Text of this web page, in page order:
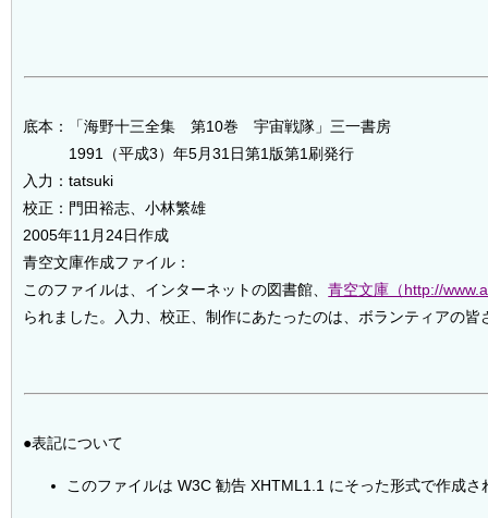
底本：「海野十三全集 第10巻 宇宙戦隊」三一書房
1991（平成3）年5月31日第1版第1刷発行
入力：tatsuki
校正：門田裕志、小林繁雄
2005年11月24日作成
青空文庫作成ファイル：
このファイルは、インターネットの図書館、青空文庫（http://
られました。入力、校正、制作にあたったのは、ボランティアの皆
●表記について
このファイルは W3C 勧告 XHTML1.1 にそった形式で作成さ